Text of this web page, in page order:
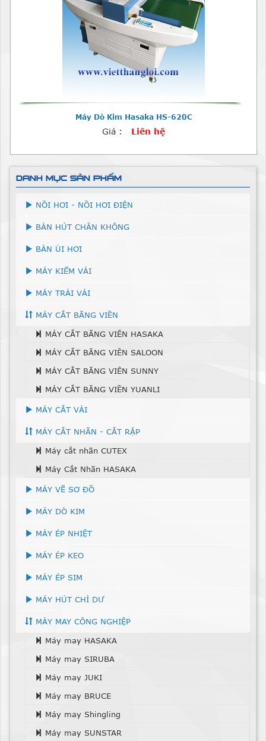
Máy Dò Kim Hasaka HS-620C
Giá : Liên hệ
DANH MỤC SẢN PHẨM
NỒI HƠI - NỒI HƠI ĐIỆN
BÀN HÚT CHÂN KHÔNG
BÀN ỦI HƠI
MÁY KIỂM VẢI
MÁY TRẢI VẢI
MÁY CẮT BĂNG VIỀN
MÁY CẮT BĂNG VIÊN HASAKA
MÁY CẮT BĂNG VIÊN SALOON
MÁY CẮT BĂNG VIÊN SUNNY
MÁY CẮT BĂNG VIỀN YUANLI
MÁY CẮT VẢI
MÁY CẮT NHÃN - CẮT RẬP
Máy cắt nhãn CUTEX
Máy Cắt Nhãn HASAKA
MÁY VẼ SƠ ĐỒ
MÁY DÒ KIM
MÁY ÉP NHIỆT
MÁY ÉP KEO
MÁY ÉP SIM
MÁY HÚT CHỈ DƯ
MÁY MAY CÔNG NGHIỆP
Máy may HASAKA
Máy may SIRUBA
Máy may JUKI
Máy may BRUCE
Máy may Shingling
Máy may SUNSTAR